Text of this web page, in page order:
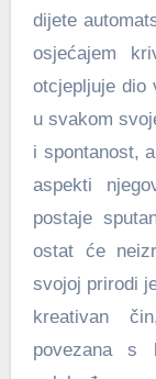
dijete
osjećajem
otcjepljuje dio
u svakom
i spontanost,
aspekti
postaje
ostat će
svojoj prirodi
kreativan
povezana s